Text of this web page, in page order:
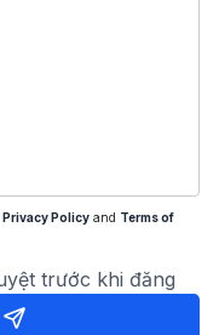
Privacy Policy and Terms of
trước khi đăng